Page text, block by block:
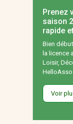
Prenez
saison
rapide
Bien
la licence
Loisir,
HelloAsso
Voir